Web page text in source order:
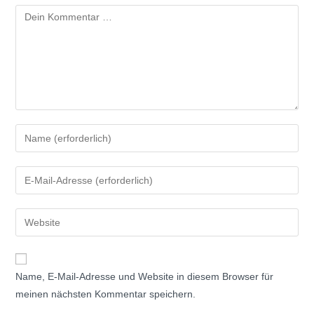
Kommentar
Gib
deinen
Namen
oder
zum
Kommentieren
ein
Gib
deine
E-
Mail-
zum
Kommentieren
ein
Gib
deine
Website-
Name, E-Mail-Adresse und Website in diesem Browser für
meinen nächsten Kommentar speichern.